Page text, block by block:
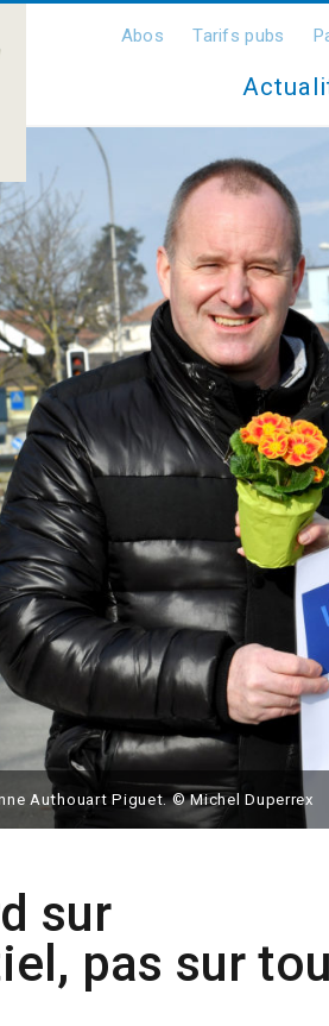
Abos Tarifs pubs
Authouart Piguet. © Michel Duperrex
sur
pas sur